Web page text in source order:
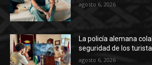
agosto 6, 2026
La policía alemana
seguridad de los
agosto 6, 2026